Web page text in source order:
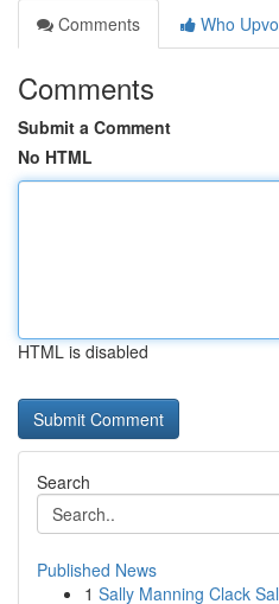
Comments
Who
Comments
Submit a Comment
No HTML
HTML is disabled
Search
Published News
1 Sally Manning Clack